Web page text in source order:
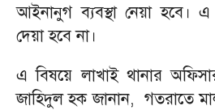
আইনানুগ ব্যবস্থা নেয়া হবে।
দেয়া হবে না।
এ বিষয়ে লাখাই থানার
জাহিদুল হক জানান, গতরাতে